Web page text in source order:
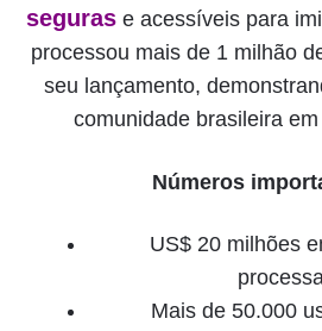
seguras e acessíveis para
processou mais de 1 milhão
seu lançamento,
comunidade brasileira
Números
US$ 20 milhões
Mais de 50.000